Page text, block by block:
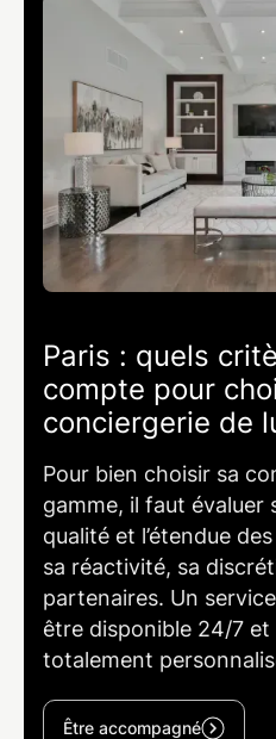
Paris : quels
compte pour
conciergerie de
Pour bien choisir sa
gamme, il faut évaluer
qualité et l’étendue
sa réactivité, sa
partenaires. Un
être disponible 24/7
totalement
Être accompagné